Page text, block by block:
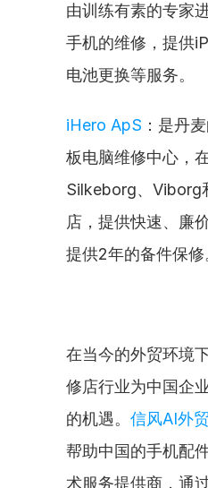
由训练有素的专家
手机的维修，提供
电池更换等服务。
iHero ApS ：是丹
板电脑维修中心，
Silkeborg、Viborg
店，提供快速、廉
提供2年的备件保修
在当今的外贸环境
修店行业为中国企
的机遇。 信风AI外
帮助中国的手机配
术服务提供商，通